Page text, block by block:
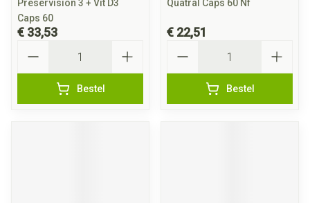
Preservision 3 + Vit D3
Caps 60
€ 33,53
Bestel
Quatral Caps 60 Nf
€ 22,51
Bestel